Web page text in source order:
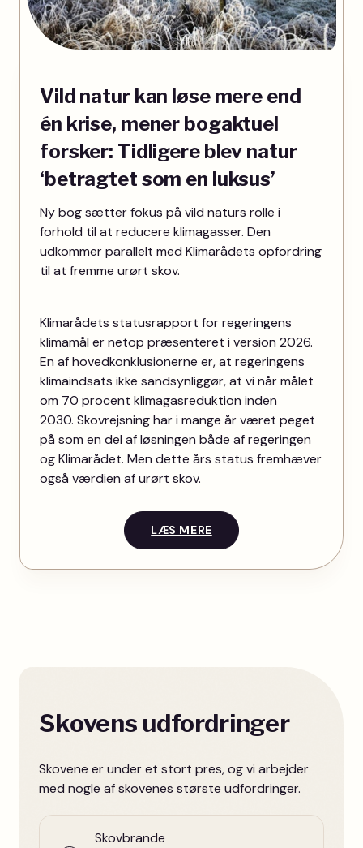
Vild natur kan løse mere end
én krise, mener bogaktuel
forsker: Tidligere blev natur
‘betragtet som en luksus’
Ny bog sætter fokus på vild naturs rolle i
forhold til at reducere klimagasser. Den
udkommer parallelt med Klimarådets opfordring
til at fremme urørt skov.
Klimarådets statusrapport for regeringens
klimamål er netop præsenteret i version 2026.
En af hovedkonklusionerne er, at regeringens
klimaindsats ikke sandsynliggør, at vi når målet
om 70 procent klimagasreduktion inden
2030. Skovrejsning har i mange år været peget
på som en del af løsningen både af regeringen
og Klimarådet. Men dette års status fremhæver
også værdien af urørt skov.
LÆS MERE
Skovens udfordringer
Skovene er under et stort pres, og vi arbejder
med nogle af skovenes største udfordringer.
Skovbrande